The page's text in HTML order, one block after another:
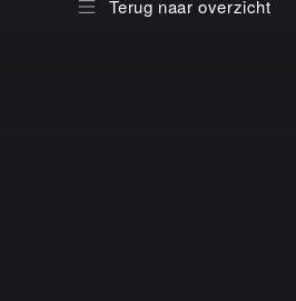
Terug naar overzicht